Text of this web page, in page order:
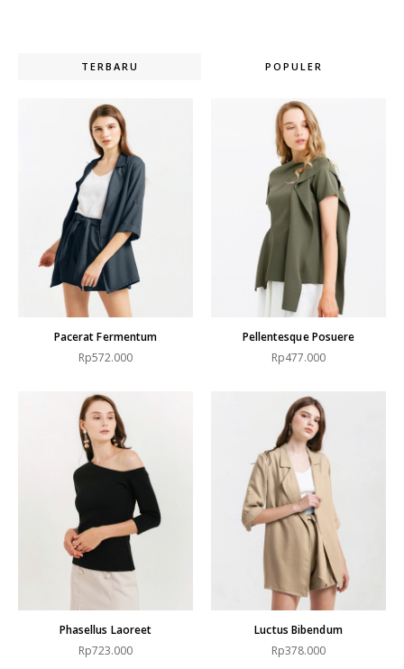
TERBARU POPULER
Pacerat Fermentum
Rp572.000
Pellentesque Posuere
Rp477.000
Phasellus Laoreet
Rp723.000
Luctus Bibendum
Rp378.000